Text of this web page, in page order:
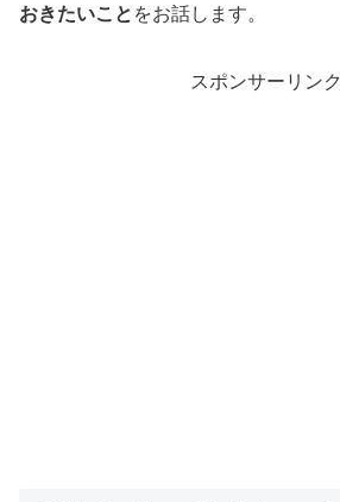
おきたいこと をお話します。
スポンサーリンク